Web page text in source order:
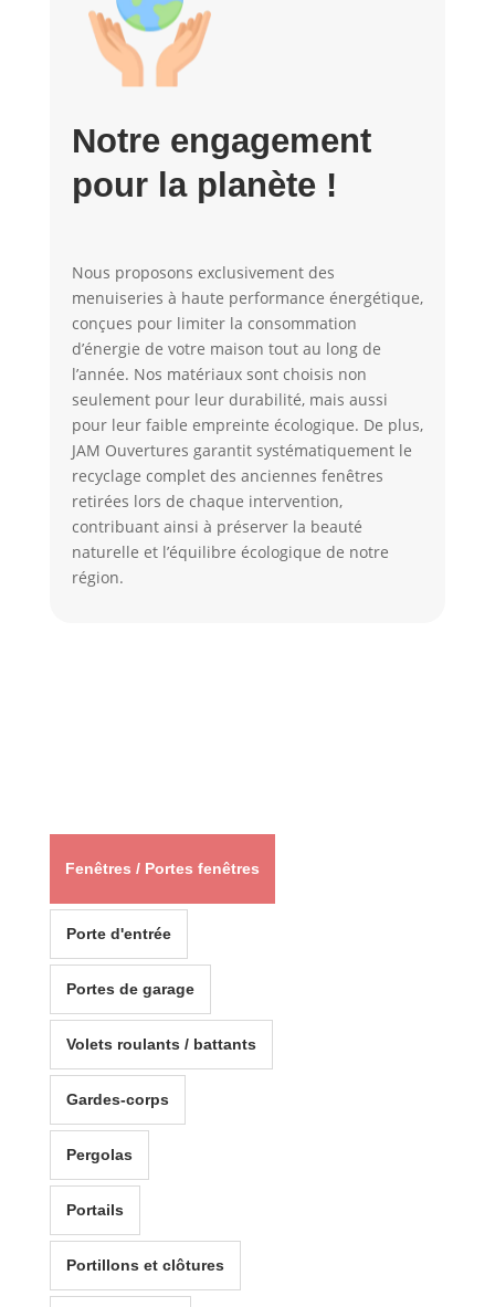
Notre engagement
pour la planète !
Nous proposons exclusivement des
menuiseries à haute performance énergétique,
conçues pour limiter la consommation
d’énergie de votre maison tout au long de
l’année. Nos matériaux sont choisis non
seulement pour leur durabilité, mais aussi
pour leur faible empreinte écologique. De plus,
JAM Ouvertures garantit systématiquement le
recyclage complet des anciennes fenêtres
retirées lors de chaque intervention,
contribuant ainsi à préserver la beauté
naturelle et l’équilibre écologique de notre
région.
Fenêtres / Portes fenêtres
Porte d'entrée
Portes de garage
Volets roulants / battants
Gardes-corps
Pergolas
Portails
Portillons et clôtures